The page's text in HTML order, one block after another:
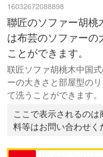
16032672088898
聯匠のソファー胡
は布芸のソファーの
ことができます。
联匠ソファ胡桃木中国
ーの大きさと部屋型の
て洗うことができます。
ここで表示されるの
料等はお問い合わせく